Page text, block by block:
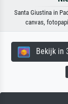
Santa Giustina in
canvas,
Bekijk in